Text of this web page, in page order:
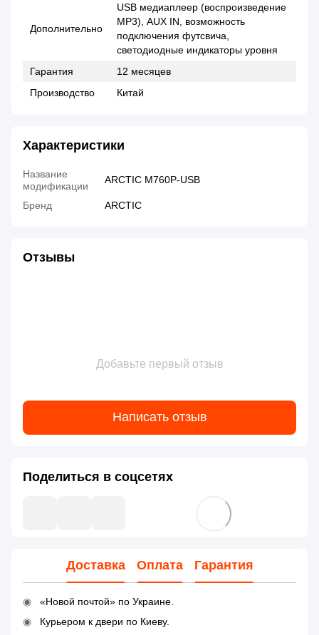
Дополнительно
USB медиаплеер (воспроизведение
MP3), AUX IN, возможность
подключения футсвича,
светодиодные индикаторы уровня
Гарантия
12 месяцев
Производство
Китай
Характеристики
Название
модификации
ARCTIC M760P-USB
Бренд ARCTIC
Отзывы
Добавьте первый отзыв
Написать отзыв
Поделиться в соцсетях
Доставка Оплата Гарантия
«Новой почтой» по Украине.
Курьером к двери по Киеву.